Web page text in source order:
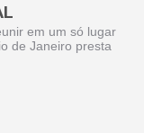
em um só lugar
de Janeiro presta